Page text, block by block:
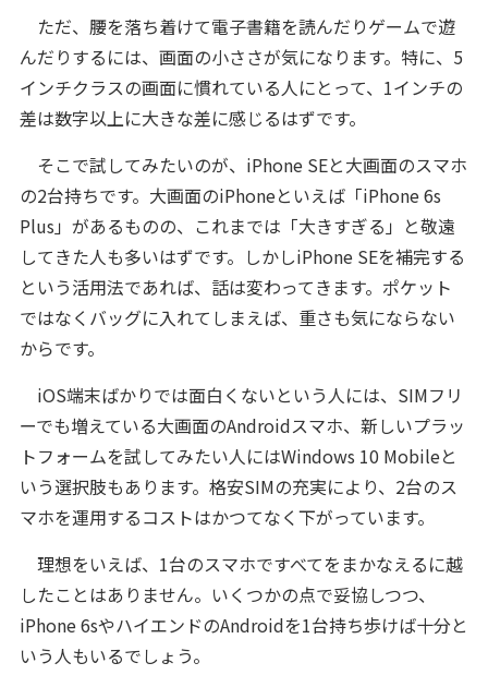
ただ、腰を落ち着けて電子書籍を読んだりゲームで遊
んだりするには、画面の小ささが気になります。特に、5
インチクラスの画面に慣れている人にとって、1インチの
差は数字以上に大きな差に感じるはずです。
そこで試してみたいのが、iPhone SEと大画面のスマホ
の2台持ちです。大画面のiPhoneといえば「iPhone 6s
Plus」があるものの、これまでは「大きすぎる」と敬遠
してきた人も多いはずです。しかしiPhone SEを補完する
という活用法であれば、話は変わってきます。ポケット
ではなくバッグに入れてしまえば、重さも気にならない
からです。
iOS端末ばかりでは面白くないという人には、SIMフリ
ーでも増えている大画面のAndroidスマホ、新しいプラッ
トフォームを試してみたい人にはWindows 10 Mobileと
いう選択肢もあります。格安SIMの充実により、2台のス
マホを運用するコストはかつてなく下がっています。
理想をいえば、1台のスマホですべてをまかなえるに越
したことはありません。いくつかの点で妥協しつつ、
iPhone 6sやハイエンドのAndroidを1台持ち歩けば十分と
いう人もいるでしょう。